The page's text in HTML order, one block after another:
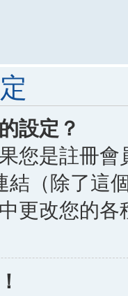
設定？
您是註冊
結（除了這
更改您的各